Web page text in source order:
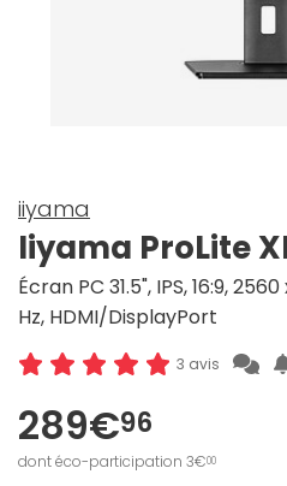
iiyama
Iiyama ProLite
Écran PC 31.5", IPS, 16:9,
Hz, HDMI/DisplayPort
3 avis
289€96
dont éco-participation 3€00